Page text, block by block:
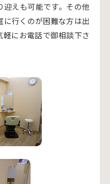
えも可能です。その他
行くのが困難な方は出
にお電話で御相談下さ